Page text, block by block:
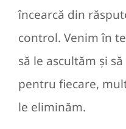
încearcă din
control. Venim în
să le ascultăm și
pentru fiecare,
le eliminăm.